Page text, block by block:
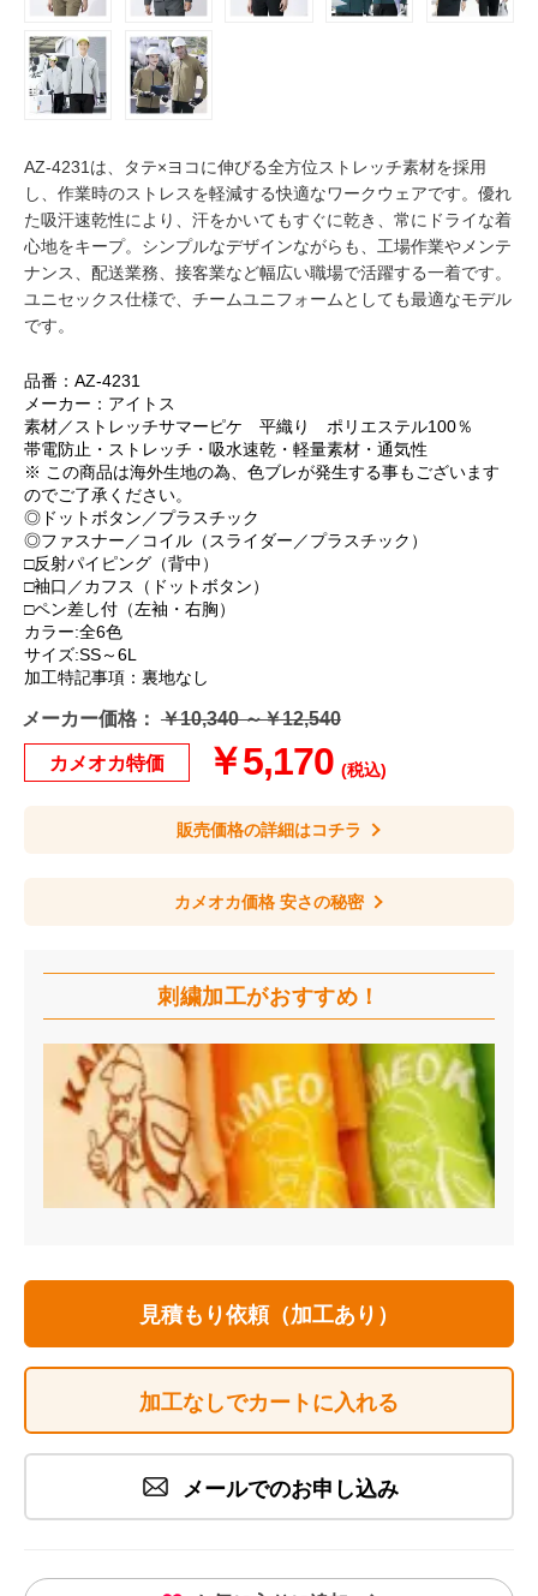
AZ-4231は、タテ×ヨコに伸びる全方位ストレッチ素材を採用
し、作業時のストレスを軽減する快適なワークウェアです。優れ
た吸汗速乾性により、汗をかいてもすぐに乾き、常にドライな着
心地をキープ。シンプルなデザインながらも、工場作業やメンテ
ナンス、配送業務、接客業など幅広い職場で活躍する一着です。
ユニセックス仕様で、チームユニフォームとしても最適なモデル
です。
品番：AZ-4231
メーカー：アイトス
素材／ストレッチサマーピケ 平織り ポリエステル100％
帯電防止・ストレッチ・吸水速乾・軽量素材・通気性
※ この商品は海外生地の為、色ブレが発生する事もございます
のでご了承ください。
◎ドットボタン／プラスチック
◎ファスナー／コイル（スライダー／プラスチック）
□反射パイピング（背中）
□袖口／カフス（ドットボタン）
□ペン差し付（左袖・右胸）
カラー:全6色
サイズ:SS～6L
加工特記事項：裏地なし
メーカー価格： ￥10,340 ～￥12,540
カメオカ特価 ￥5,170 (税込)
販売価格の詳細はコチラ
カメオカ価格 安さの秘密
刺繍加工がおすすめ！
見積もり依頼（加工あり）
加工なしでカートに入れる
メールでのお申し込み